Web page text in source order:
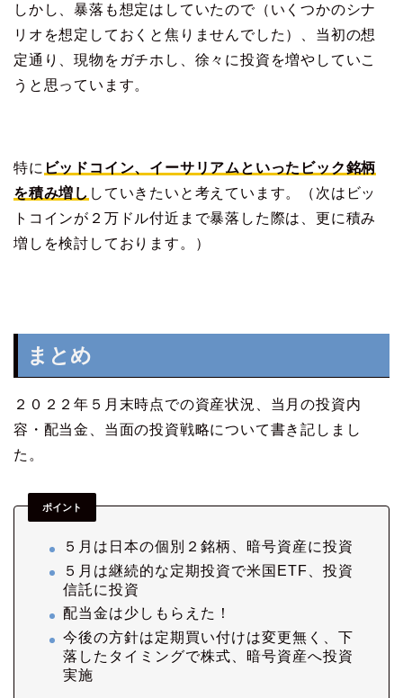
しかし、暴落も想定はしていたので（いくつかのシナ
リオを想定しておくと焦りませんでした）、当初の想
定通り、現物をガチホし、徐々に投資を増やしていこ
うと思っています。
特に ビッドコイン、イーサリアムといったビック銘柄
を積み増し していきたいと考えています。（次はビッ
トコインが２万ドル付近まで暴落した際は、更に積み
増しを検討しております。）
まとめ
２０２２年５月末時点での資産状況、当月の投資内
容・配当金、当面の投資戦略について書き記しまし
た。
ポイント
５月は日本の個別２銘柄、暗号資産に投資
５月は継続的な定期投資で米国ETF、投資
信託に投資
配当金は少しもらえた！
今後の方針は定期買い付けは変更無く、下
落したタイミングで株式、暗号資産へ投資
実施